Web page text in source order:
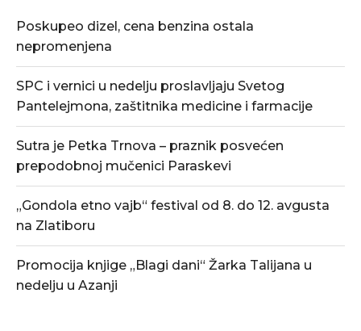
Poskupeo dizel, cena benzina ostala
nepromenjena
SPC i vernici u nedelju proslavljaju Svetog
Pantelejmona, zaštitnika medicine i farmacije
Sutra je Petka Trnova – praznik posvećen
prepodobnoj mučenici Paraskevi
„Gondola etno vajb“ festival od 8. do 12. avgusta
na Zlatiboru
Promocija knjige „Blagi dani“ Žarka Talijana u
nedelju u Azanji